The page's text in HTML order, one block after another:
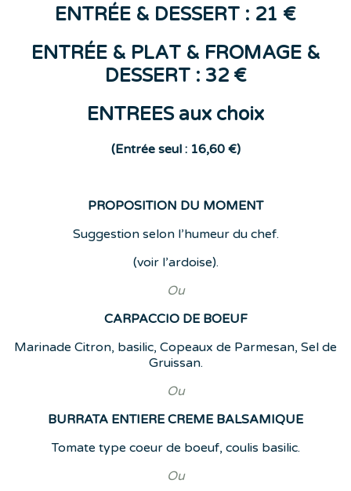
ENTRÉE & DESSERT : 21 €
ENTRÉE & PLAT & FROMAGE &
DESSERT : 32 €
ENTREES aux choix
(Entrée seul : 16,60 €)
PROPOSITION DU MOMENT
Suggestion selon l’humeur du chef.
(voir l’ardoise).
Ou
CARPACCIO DE BOEUF
Marinade Citron, basilic, Copeaux de Parmesan, Sel de
Gruissan.
Ou
BURRATA ENTIERE CREME BALSAMIQUE
Tomate type coeur de boeuf, coulis basilic.
Ou